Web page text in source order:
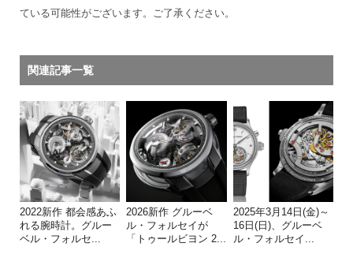
ている可能性がございます。ご了承ください。
関連記事一覧
2022新作 都会感あふ
れる腕時計。グルー
ベル・フォルセ...
2026新作 グルーベ
ル・フォルセイが
「トゥールビヨン 2...
2025年3月14日(金)～
16日(日)、グルーベ
ル・フォルセイ...